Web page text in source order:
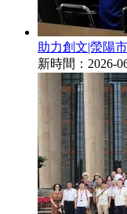
助力創文|滎陽
新時間：2026-